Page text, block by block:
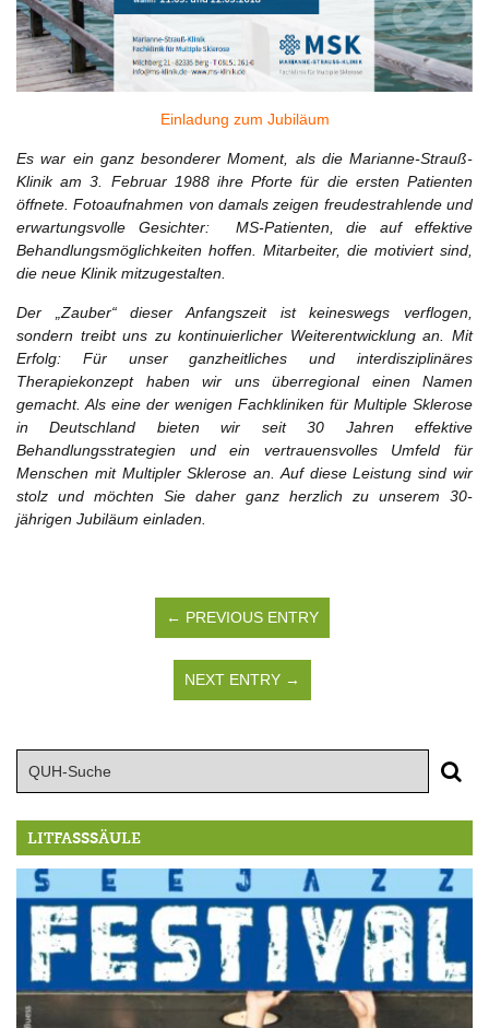
Einladung zum Jubiläum
Es war ein ganz besonderer Moment, als die Marianne-Strauß-
Klinik am 3. Februar 1988 ihre Pforte für die ersten Patienten
öffnete. Fotoaufnahmen von damals zeigen freudestrahlende und
erwartungsvolle Gesichter: MS-Patienten, die auf effektive
Behandlungsmöglichkeiten hoffen. Mitarbeiter, die motiviert sind,
die neue Klinik mitzugestalten.
Der „Zauber“ dieser Anfangszeit ist keineswegs verflogen,
sondern treibt uns zu kontinuierlicher Weiterentwicklung an. Mit
Erfolg: Für unser ganzheitliches und interdisziplinäres
Therapiekonzept haben wir uns überregional einen Namen
gemacht. Als eine der wenigen Fachkliniken für Multiple Sklerose
in Deutschland bieten wir seit 30 Jahren effektive
Behandlungsstrategien und ein vertrauensvolles Umfeld für
Menschen mit Multipler Sklerose an. Auf diese Leistung sind wir
stolz und möchten Sie daher ganz herzlich zu unserem 30-
jährigen Jubiläum einladen.
← PREVIOUS ENTRY
NEXT ENTRY →
LITFASSSÄULE